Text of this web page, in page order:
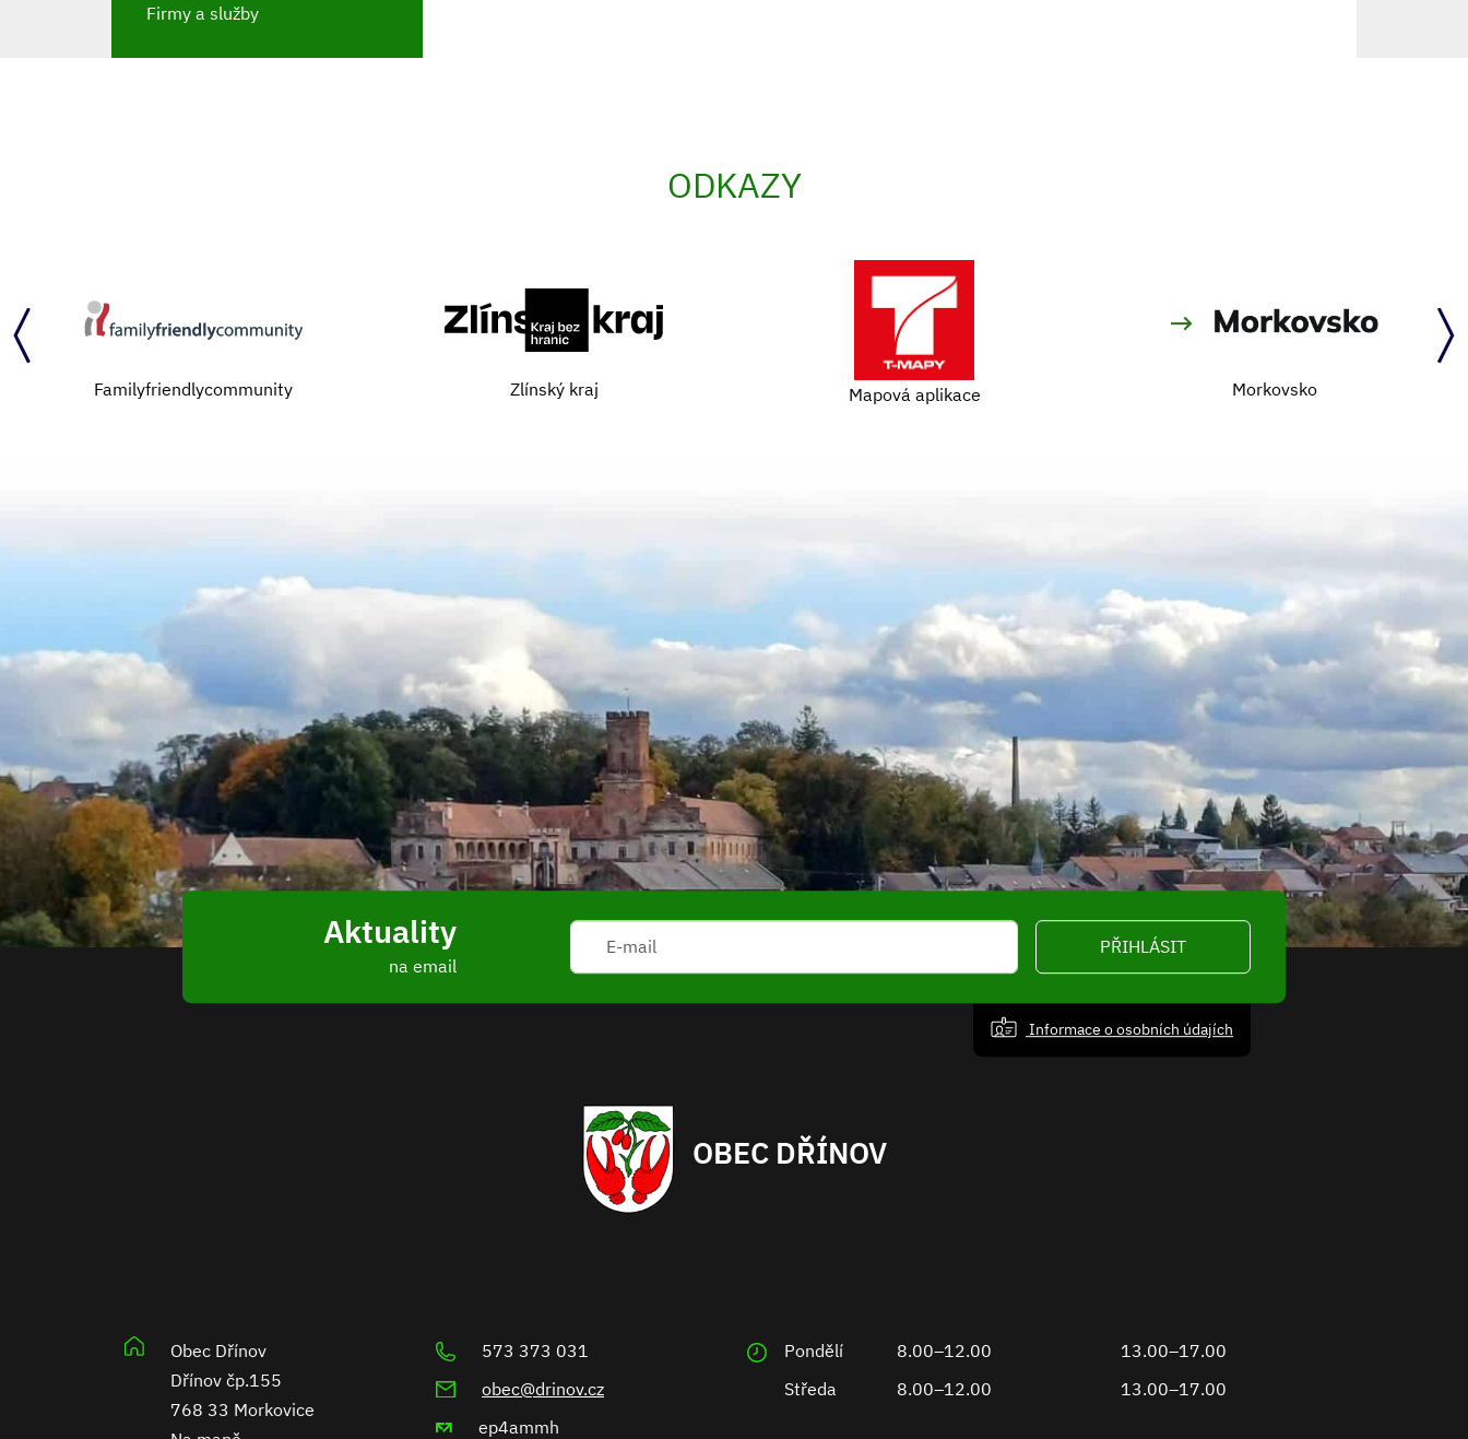
Firmy a služby
ODKAZY
Familyfriendlycommunity Zlínský kraj Mapová aplikace Morkovsko
Aktuality
na email
PŘIHLÁSIT
Informace o osobních údajích
OBEC DŘÍNOV
Obec Dřínov
Dřínov čp.155
768 33 Morkovice
573 373 031
obec@drinov.cz
ep4ammh
Pondělí 8.00–12.00
13.00–17.00
Středa
8.00–12.00 13.00–17.00